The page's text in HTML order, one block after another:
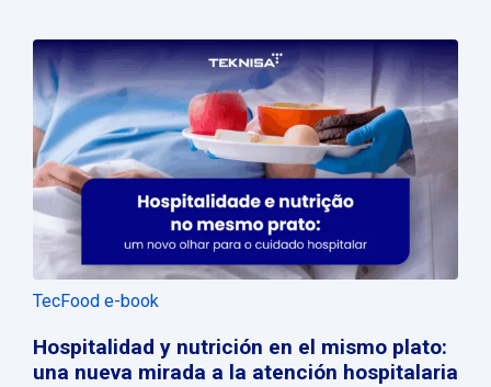
TecFood e-book
Hospitalidad y nutrición en el mismo plato:
una nueva mirada a la atención hospitalaria